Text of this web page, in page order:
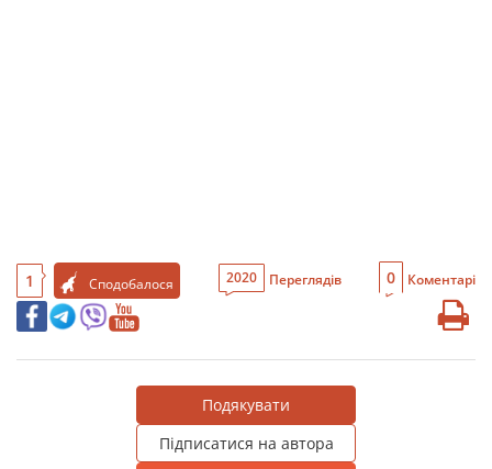
1 Сподобалося 2020 Переглядів 0 Коментарі
Подякувати
Підписатися на автора